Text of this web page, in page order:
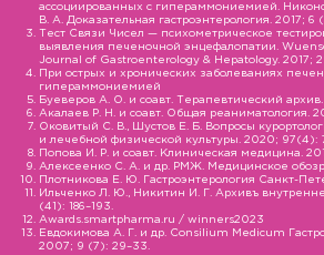
ассоциированных с гипераммониемией.
В. А. Доказательная гастроэнтерология. 2017; 6
Тест Связи Чисел — психометрическое
выявления печеночной энцефалопатии.
Journal of Gastroenterology & Hepatology. 2017;
При острых и хронических заболеваниях
гипераммониемией
Буеверов А. О. и соавт. Терапевтический архив.
Акалаев Р. Н. и соавт. Общая реаниматология.
Оковитый С. В., Шустов Е. Б. Вопросы
и лечебной физической культуры. 2020; 97(4):
Попова И. Р. и соавт. Клиническая медицина.
Алексеенко С. А. и др. РМЖ. Медицинское
Плотникова Е. Ю. Гастроэнтерология Санкт-
Ильченко Л. Ю., Никитин И. Г. Архивъ
(41): 186–193.
Awards.smartpharma.ru / winners2023
Евдокимова А. Г. и др. Consilium Medicum
2007; 9 (7): 29–33.